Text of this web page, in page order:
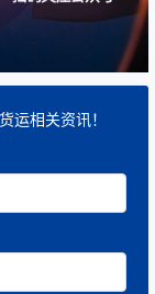
运相关资讯！